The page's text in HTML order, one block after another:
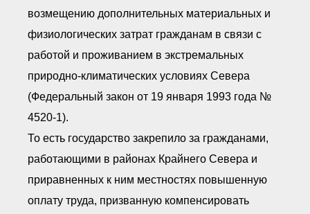
возмещению дополнительных материальных и
физиологических затрат гражданам в связи с
работой и проживанием в экстремальных
природно-климатических условиях Севера
(Федеральный закон от 19 января 1993 года №
4520-1).
То есть государство закрепило за гражданами,
работающими в районах Крайнего Севера и
приравненных к ним местностях повышенную
оплату труда, призванную компенсировать